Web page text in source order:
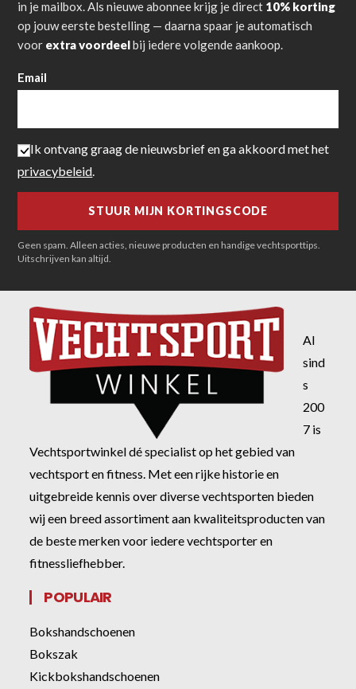
in je mailbox. Als nieuwe abonnee krijg je direct 10% korting
op jouw eerste bestelling — daarna spaar je automatisch
voor extra voordeelbij iedere volgende aankoop.
Email
Ik ontvang graag de nieuwsbrief en ga akkoord met het
privacybeleid
Geen spam. Alleen acties, nieuwe producten en handige vechtsporttips.
Uitschrijven kan altijd.
Al
sind
s
200
7 is
Vechtsportwinkel dé specialist op het gebied van
vechtsport en fitness. Met een rijke historie en
uitgebreide kennis over diverse vechtsporten bieden
wij een breed assortiment aan kwaliteitsproducten van
de beste merken voor iedere vechtsporter en
fitnessliefhebber.
POPULAIR
Bokshandschoenen
Bokszak
Kickbokshandschoenen